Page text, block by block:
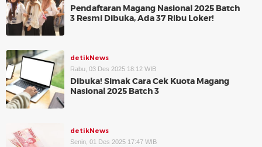
Pendaftaran Magang Nasional 2025 Batch
3 Resmi Dibuka, Ada 37 Ribu Loker!
detikNews
Rabu, 03 Des 2025 18:12 WIB
Dibuka! Simak Cara Cek Kuota Magang
Nasional 2025 Batch 3
detikNews
Senin, 01 Des 2025 17:47 WIB